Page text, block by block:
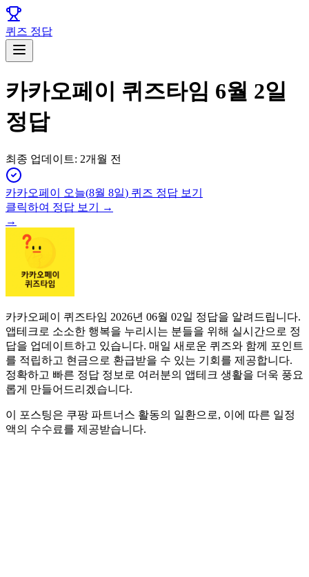
퀴즈 정답
카카오페이 퀴즈타임 6월 2일
정답
최종 업데이트: 2개월 전
카카오페이 오늘(8월 8일) 퀴즈 정답 보기
클릭하여 정답 보기 →
→
카카오페이 퀴즈타임 2026년 06월 02일 정답을 알려드립니다.
앱테크로 소소한 행복을 누리시는 분들을 위해 실시간으로 정
답을 업데이트하고 있습니다. 매일 새로운 퀴즈와 함께 포인트
를 적립하고 현금으로 환급받을 수 있는 기회를 제공합니다.
정확하고 빠른 정답 정보로 여러분의 앱테크 생활을 더욱 풍요
롭게 만들어드리겠습니다.
이 포스팅은 쿠팡 파트너스 활동의 일환으로, 이에 따른 일정
액의 수수료를 제공받습니다.